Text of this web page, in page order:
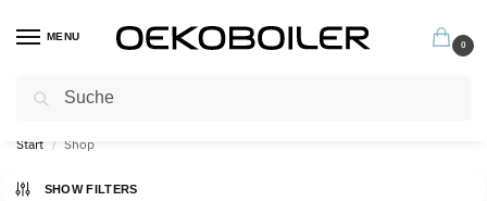
MENU
0
Profitieren Sie jetzt von unseren hervorragenden Garantiebedingungen
Start / Shop
SHOW FILTERS